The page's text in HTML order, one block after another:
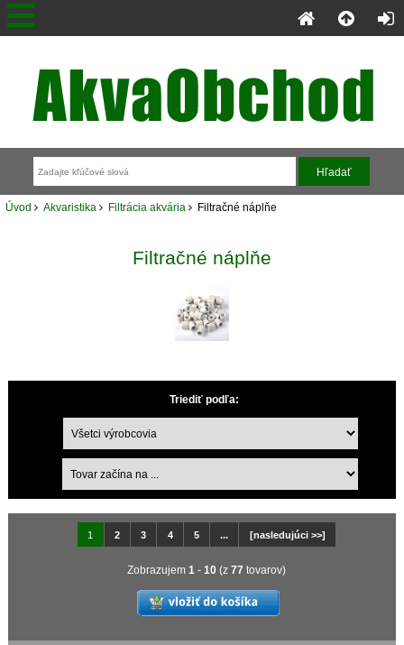
Úvod Akvaristika Filtrácia akvária Filtračné náplňe
Filtračné náplňe
Triediť podľa:
1 2 3 4 5 ... [nasledujúci >>]
Zobrazujem 1 - 10 (z 77 tovarov)